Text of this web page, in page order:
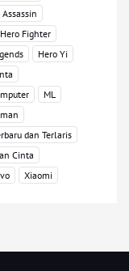
Assassin
Hero Fighter
Hero Yi
ML
dan Terlaris
Cinta
Xiaomi